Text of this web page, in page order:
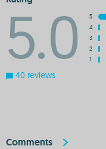
5.0
5
4
3
2
1
40 reviews
Comments